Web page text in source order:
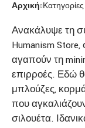
Αρχική
Ανακάλυψε τη
Humanism
αγαπούν τη
επιρροές. Εδώ
μπλούζες,
που
σιλουέτα.